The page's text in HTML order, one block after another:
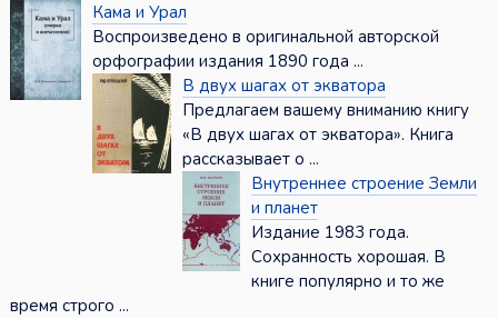
Кама и Урал
Воспроизведено в оригинальной авторской
орфографии издания 1890 года ...
В двух шагах от экватора
Предлагаем вашему вниманию книгу
«В двух шагах от экватора». Книга
рассказывает о ...
Внутреннее строение Земли
и планет
Издание 1983 года.
Сохранность хорошая. В
книге популярно и то же
время строго ...